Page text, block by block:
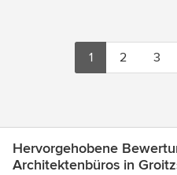
1 2 3
Hervorgehobene
Architektenbüros in